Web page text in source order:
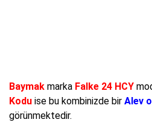
Baymak marka Falke 24 HCY
Kodu ise bu kombinizde bir Alev
görünmektedir.